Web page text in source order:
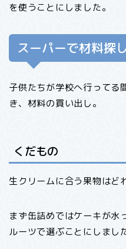
を使うことにしました。
スーパーで材料探し
子供たちが学校へ行ってる
き、材料の買い出し。
くだもの
生クリームに合う果物はど
まず缶詰めではケーキが水
ルーツで選ぶことにしまし